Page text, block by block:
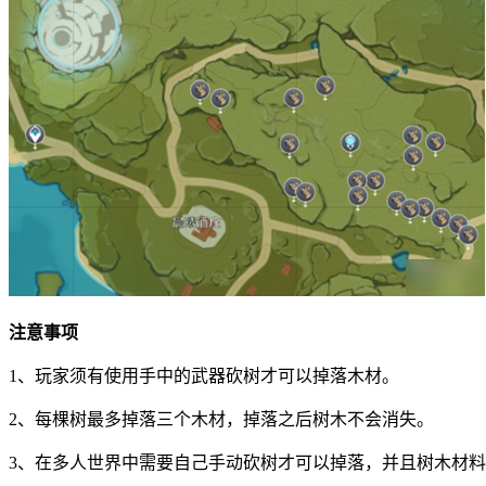
注意事项
1、玩家须有使用手中的武器砍树才可以掉落木材。
2、每棵树最多掉落三个木材，掉落之后树木不会消失。
3、在多人世界中需要自己手动砍树才可以掉落，并且树木材料